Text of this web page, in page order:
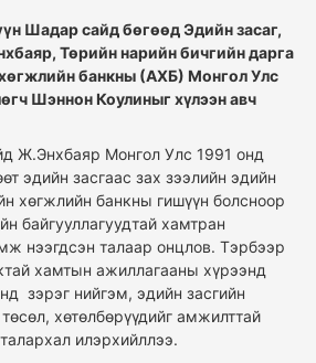
Шадар сайд бөгөөд Эдийн засаг,
Төрийн нарийн бичгийн дарга
банкны (АХБ) Монгол Улс
Шэннон Коулиныг хүлээн авч
Ж.Энхбаяр Монгол Улс 1991 онд
эдийн засгаас зах зээлийн эдийн
хөгжлийн банкны гишүүн болсноор
байгууллагуудтай хамтран
нээгдсэн талаар онцлов. Тэрбээр
хамтын ажиллагааны хүрээнд
зэрэг нийгэм, эдийн засгийн
хөтөлбөрүүдийг амжилттай
илэрхийллээ.